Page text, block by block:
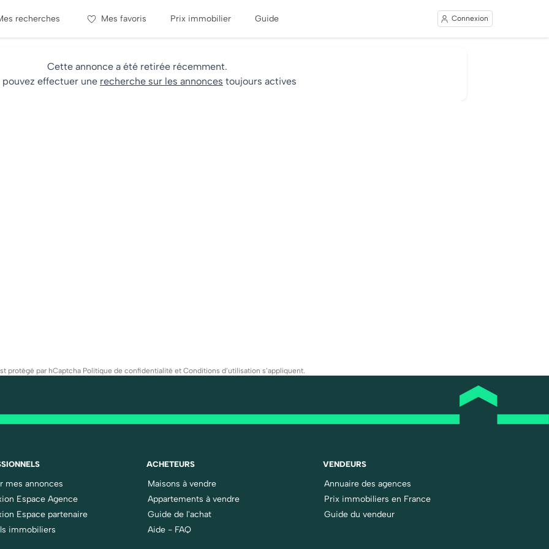
recherches Mes favoris Prix immobilier Guide Connexion
Cette annonce a été retirée récemment.
pouvez effectuer une recherche sur les annonces toujours actives
protégé par hCaptcha Politique de confidentialitéet Conditions d’utilisation s’appliquent.
mes annonces
Espace Agence
Espace partenaire
immobiliers
ACHETEURS
Maisons à vendre
Appartements à vendre
Guide de l'achat
Aide - FAQ
VENDEURS
Annuaire des agences
Prix immobiliers en France
Guide du vendeur